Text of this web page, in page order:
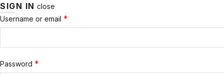
SIGN IN close
Username or email *
Password *